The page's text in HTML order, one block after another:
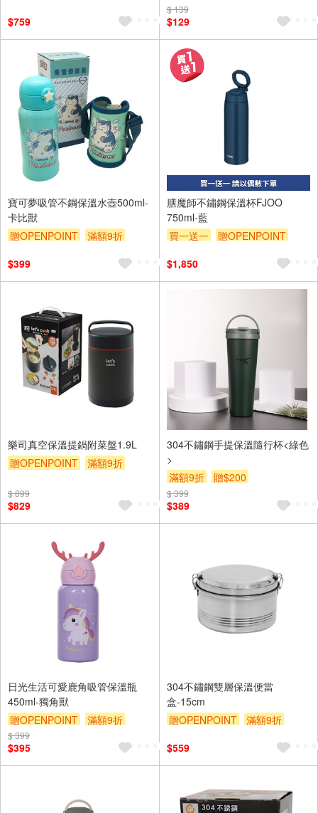
$759
$ 139
$129
寶可夢吸管不鋼保溫水壺500ml-
卡比獸
贈OPENPOINT
滿額9折
$399
膳魔師不鏽鋼保溫杯FJOO
750ml-藍
買一送一
贈OPENPOINT
$1,850
樂司真空保溫提鍋附菜盤1.9L
贈OPENPOINT
滿額9折
$ 899
$829
304不鏽鋼手提保溫隨行杯<綠色
>
滿額9折
贈$200
$ 399
$389
日光生活可愛鹿角吸管保溫瓶
450ml-獨角獸
贈OPENPOINT
滿額9折
贈$200
$ 399
$395
304不鏽鋼雙層保溫便當
盒-15cm
贈OPENPOINT
滿額9折
$559